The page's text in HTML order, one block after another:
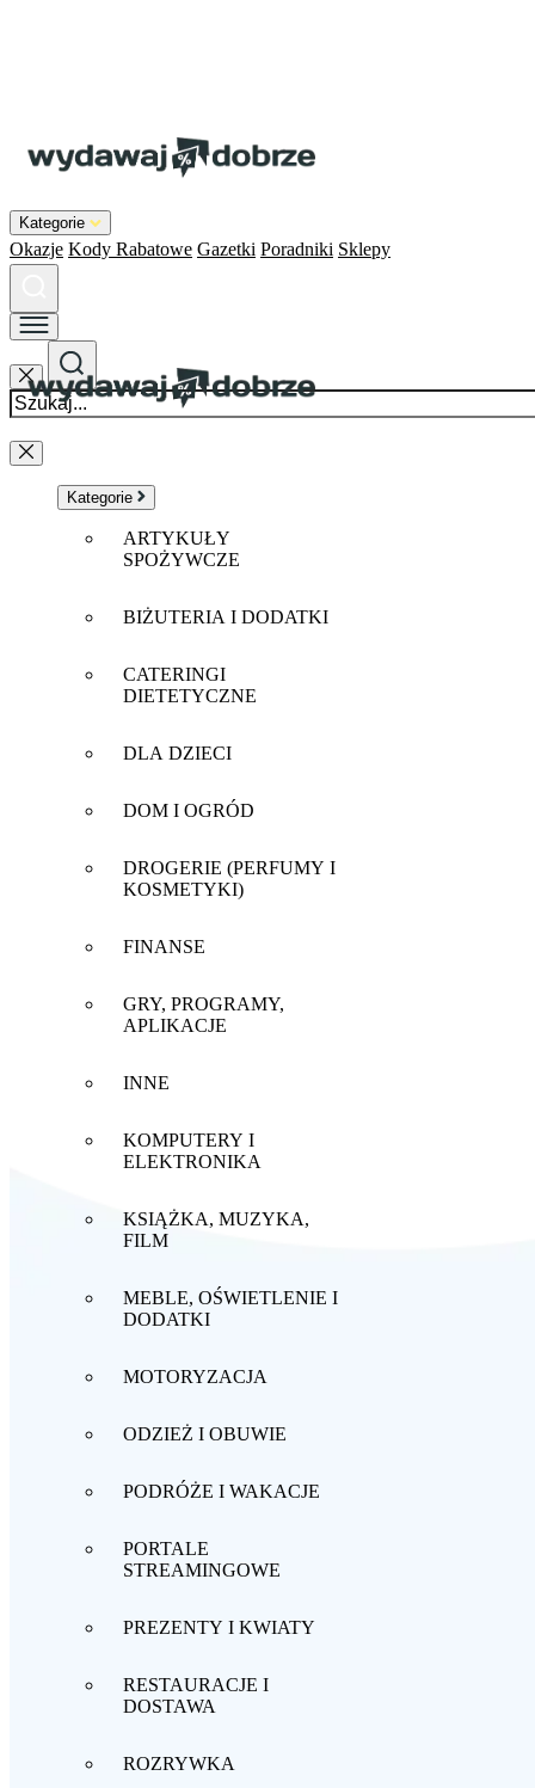
Kategorie
Okazje Kody Rabatowe Gazetki Poradniki Sklepy
Kategorie
ARTYKUŁY
SPOŻYWCZE
BIŻUTERIA I DODATKI
CATERINGI
DIETETYCZNE
DLA DZIECI
DOM I OGRÓD
DROGERIE (PERFUMY I
KOSMETYKI)
FINANSE
GRY, PROGRAMY,
APLIKACJE
INNE
KOMPUTERY I
ELEKTRONIKA
KSIĄŻKA, MUZYKA,
FILM
MEBLE, OŚWIETLENIE I
DODATKI
MOTORYZACJA
ODZIEŻ I OBUWIE
PODRÓŻE I WAKACJE
PORTALE
STREAMINGOWE
PREZENTY I KWIATY
RESTAURACJE I
DOSTAWA
ROZRYWKA